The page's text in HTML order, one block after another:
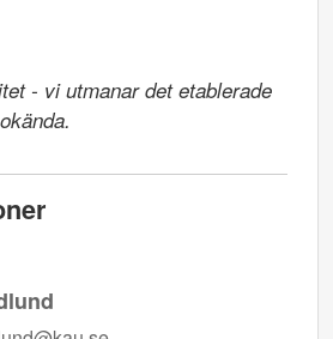
- vi utmanar det etablerade